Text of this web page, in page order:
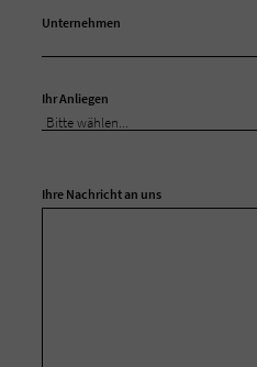
Unternehmen
Ihr Anliegen
Ihre Nachricht an uns